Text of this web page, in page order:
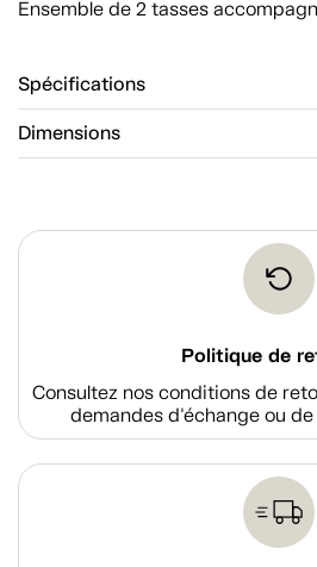
Ensemble de 2 tasses
Spécifications
Dimensions
Politique de
Consultez nos conditions de
demandes d'échange ou